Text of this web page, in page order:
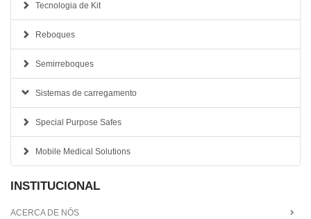
Tecnologia de Kit
Reboques
Semirreboques
Sistemas de carregamento
Special Purpose Safes
Mobile Medical Solutions
INSTITUCIONAL
ACERCA DE NÓS